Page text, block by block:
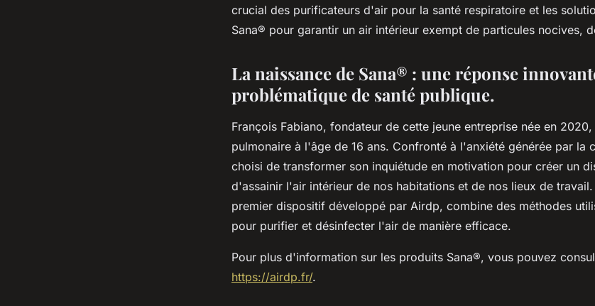
crucial des purificateurs d'air pour la santé respiratoire et les
Sana® pour garantir un air intérieur exempt de particules nocives,
La naissance de Sana® : une réponse
problématique de santé publique.
François Fabiano, fondateur de cette jeune entreprise née en
pulmonaire à l'âge de 16 ans. Confronté à l'anxiété générée par la
choisi de transformer son inquiétude en motivation pour créer un
d'assainir l'air intérieur de nos habitations et de nos lieux de travail.
premier dispositif développé par Airdp, combine des méthodes
pour purifier et désinfecter l'air de manière efficace.
Pour plus d'information sur les produits Sana®, vous pouvez
https://airdp.fr/.